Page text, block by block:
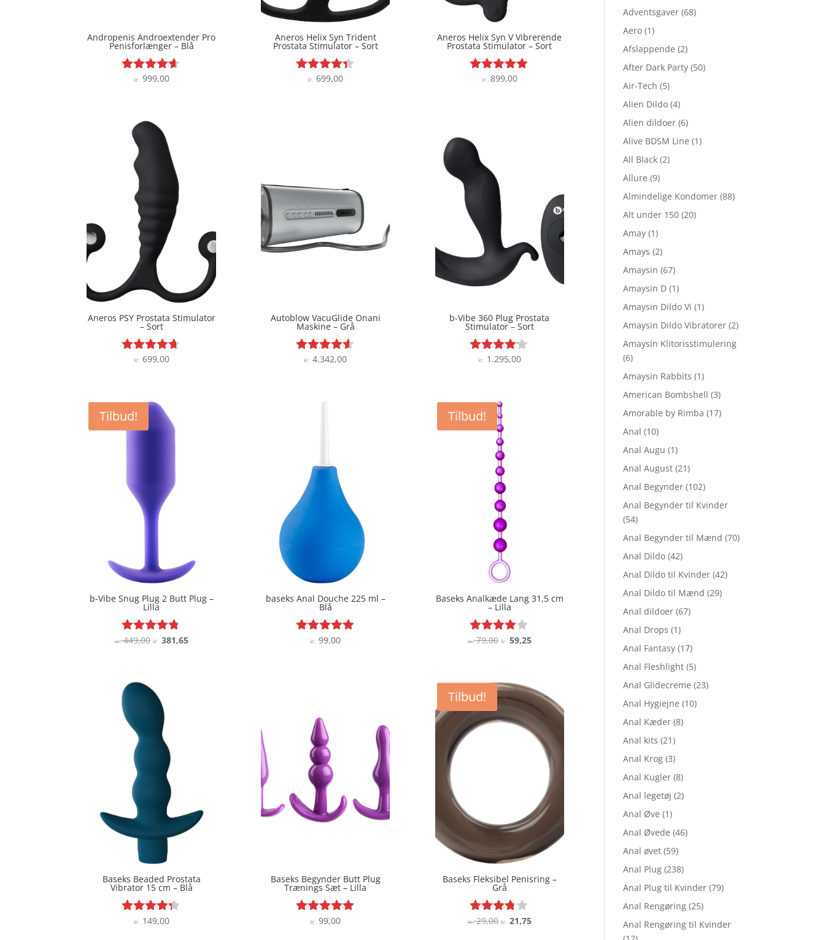
Andropenis Androextender Pro
Penisforlænger – Blå
Vurderet
kr.999,00
Aneros Helix Syn Trident
Prostata Stimulator – Sort
Vurderet
kr. 699,00
Aneros Helix Syn V Vibrerende
Prostata Stimulator – Sort
Vurderet
kr.899,00
Aneros PSY Prostata Stimulator
– Sort
Vurderet
kr.699,00
Autoblow VacuGlide Onani
Maskine – Grå
Vurderet
kr. 4.342,00
b-Vibe 360 Plug Prostata
Stimulator – Sort
Vurderet
kr.1.295,00
Tilbud!
b-Vibe Snug Plug 2 Butt Plug –
Lilla
Vurderet
kr.449,00 Den
kr. 449,00.
kr. 381,65Den
baseks Anal Douche 225 ml –
Blå
Vurderet
kr. 99,00
Tilbud!
Baseks Analkæde Lang 31,5 cm
– Lilla
Vurderet
kr.79,00 Den
var:
kr. 79,00.
kr. 59,25Den
kr. 59,25.
Baseks Beaded Prostata
Vibrator 15 cm – Blå
Vurderet
kr. 149,00
Baseks Begynder Butt Plug
Trænings Sæt – Lilla
Vurderet
kr. 99,00
Tilbud!
Baseks Fleksibel Penisring –
Grå
Vurderet
kr.29,00 Den
kr. 21,75Den
Adventsgaver (68)
Aero (1)
Afslappende (2)
After Dark Party (50)
Air-Tech (5)
Alien Dildo (4)
Alien dildoer (6)
Alive BDSM Line (1)
All Black (2)
Allure (9)
Almindelige Kondomer (88)
Alt under 150 (20)
Amay (1)
Amays (2)
Amaysin (67)
Amaysin D (1)
Amaysin Dildo Vi (1)
Amaysin Dildo Vibratorer (2)
Amaysin Klitorisstimulering
(6)
Amaysin Rabbits (1)
American Bombshell (3)
Amorable by Rimba (17)
Anal (10)
Anal Augu (1)
Anal August (21)
Anal Begynder (102)
Anal Begynder til Kvinder
(54)
Anal Begynder til Mænd (70)
Anal Dildo (42)
Anal Dildo til Kvinder (42)
Anal Dildo til Mænd (29)
Anal dildoer (67)
Anal Drops (1)
Anal Fantasy (17)
Anal Fleshlight (5)
Anal Glidecreme (23)
Anal Hygiejne (10)
Anal Kæder (8)
Anal kits (21)
Anal Krog (3)
Anal Kugler (8)
Anal legetøj (2)
Anal Øve (1)
Anal Øvede (46)
Anal øvet (59)
Anal Plug (238)
Anal Plug til Kvinder (79)
Anal Rengøring (25)
Anal Rengøring til Kvinder